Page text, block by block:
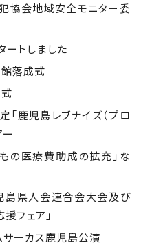
協会地域安全モニター委
トしました
落成式
鹿児島レブナイズ（プロ
の医療費助成の拡充」な
県人会連合会大会及び
フェア」
ーカス鹿児島公演